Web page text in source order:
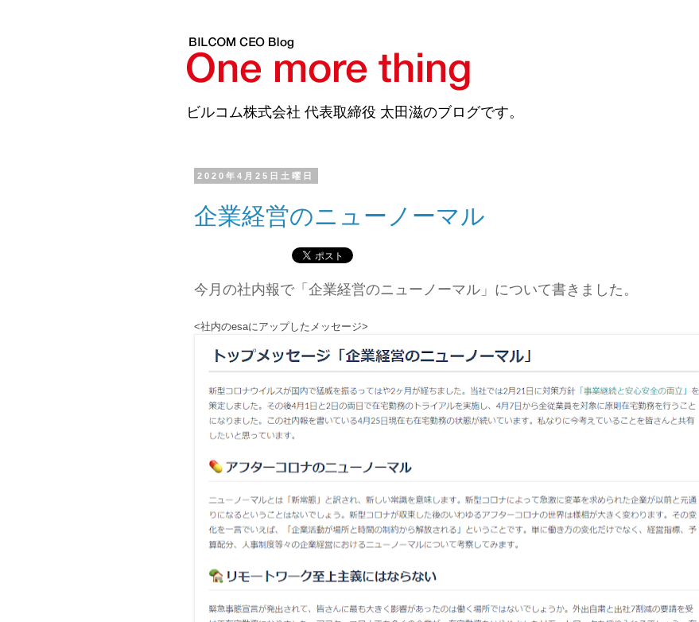
ビルコム株式会社 代表取締役 太田滋のブログです。
2020年4月25日土曜日
企業経営のニューノーマル
今月の社内報で「企業経営のニューノーマル」について書きました。
<社内のesaにアップしたメッセージ>